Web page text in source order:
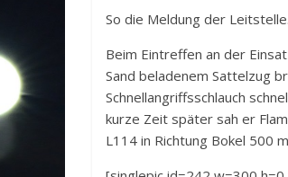
So die Meldung der Leitstelle.
Beim Eintreffen an der
Sand beladenem Sattelzug
Schnellangriffsschlauch
kurze Zeit später sah er
L114 in Richtung Bokel 500